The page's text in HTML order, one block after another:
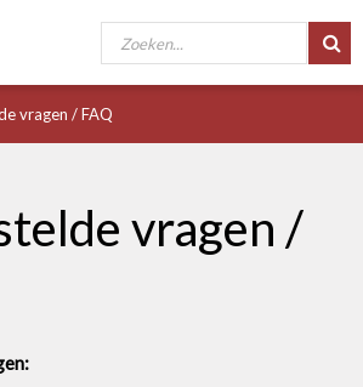
vragen / FAQ
vragen /